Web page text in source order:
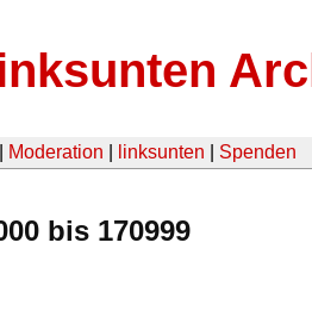
Moderation linksunten Spenden
bis 170999